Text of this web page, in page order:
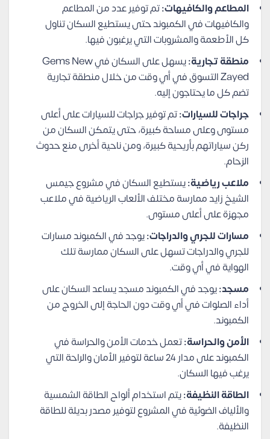
المطاعم والكافيهات:تم توفير عدد من المطاعم
والكافيهات في الكمبوند حتى يستطيع السكان تناول
كل الأطعمة والمشروبات التي يرغبون فيها.
منطقة تجارية:
يسهل على السكان في Gems New
Zayed التسوق في أي وقت من خلال منطقة تجارية
تضم كل ما يحتاجون إليه.
جراجات للسيارات:تم توفير جراجات للسيارات على أعلى
مستوى وعلى مساحة كبيرة، حتى يتمكن السكان من
ركن سياراتهم بأريحية كبيرة، ومن ناحية أخرى منع حدوث
الزحام.
ملاعب رياضية:يستطيع السكان في مشروع جيمس
الشيخ زايد ممارسة مختلف الألعاب الرياضية في ملاعب
مجهزة على أعلى مستوى.
مسارات للجري والدراجات:يوجد في الكمبوند مسارات
للجري والدراجات تسهل على السكان ممارسة تلك
الهواية في أي وقت.
مسجد:يوجد في الكمبوند مسجد يساعد السكان على
أداء الصلوات في أي وقت دون الحاجة إلى الخروج من
الكمبوند.
الأمن والحراسة:تعمل خدمات الأمن والحراسة في
الكمبوند على مدار 24 ساعة لتوفير الأمان والراحة التي
يرغب فيها السكان.
الطاقة النظيفة:يتم استخدام ألواح الطاقة الشمسية
والألياف الضوئية في المشروع لتوفير مصدر بديلة للطاقة
النظيفة.